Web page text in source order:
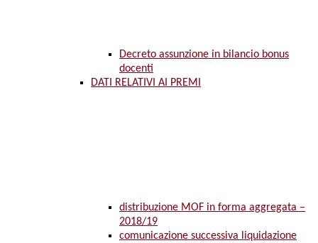
Decreto assunzione in bilancio bonus
docenti
DATI RELATIVI AI PREMI
distribuzione MOF in forma aggregata –
2018/19
comunicazione successiva liquidazione